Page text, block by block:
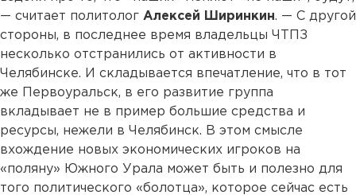
— считает политолог Алексей Ширинкин. — С другой
стороны, в последнее время владельцы ЧТПЗ
несколько отстранились от активности в
Челябинске. И складывается впечатление, что в тот
же Первоуральск, в его развитие группа
вкладывает не в пример большие средства и
ресурсы, нежели в Челябинск. В этом смысле
вхождение новых экономических игроков на
«поляну» Южного Урала может быть и полезно для
того политического «болотца», которое сейчас есть